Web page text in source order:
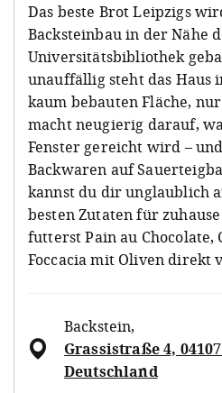
Das beste Brot Leipzigs
Backsteinbau in der Nähe
Universitätsbibliothek
unauffällig steht das Haus
kaum bebauten Fläche,
macht neugierig darauf,
Fenster gereicht wird –
Backwaren auf
kannst du dir unglaublich
besten Zutaten für
futterst Pain au Chocolate,
Foccacia mit Oliven direkt
Backstein,
Grassistraße 4,
Deutschland